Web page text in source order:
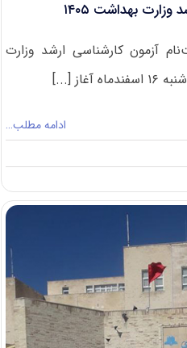
بهداشت ۱۴۰۵
آزمون کارشناسی ارشد وزارت
ادامه مطلب…